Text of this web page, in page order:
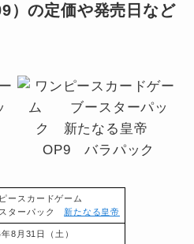
）の定価や発売日など
ースカードゲーム
ターパック 新たなる皇帝
8月31日（土）